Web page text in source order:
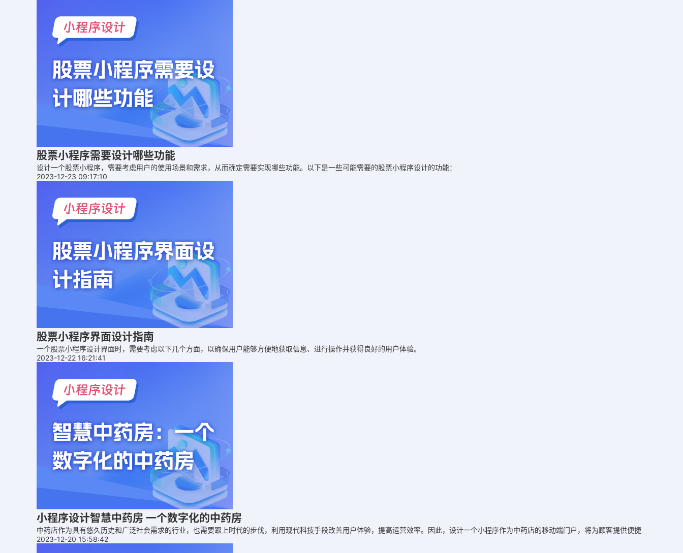
股票小程序需要设计哪些功能
设计一个股票小程序，需要考虑用户的使用场景和需求，从而确定需要实现哪些功能。以下是一些可能需要的股票小程序设计的功能：
2023-12-23 09:17:10
股票小程序界面设计指南
一个股票小程序设计界面时，需要考虑以下几个方面，以确保用户能够方便地获取信息、进行操作并获得良好的用户体验。
2023-12-22 16:21:41
小程序设计智慧中药房 一个数字化的中药房
中药店作为具有悠久历史和广泛社会需求的行业，也需要跟上时代的步伐，利用现代科技手段改善用户体验，提高运营效率。因此，设计一个小程序作为中药店的移动端门户，将为顾客提供便捷
2023-12-20 15:58:42